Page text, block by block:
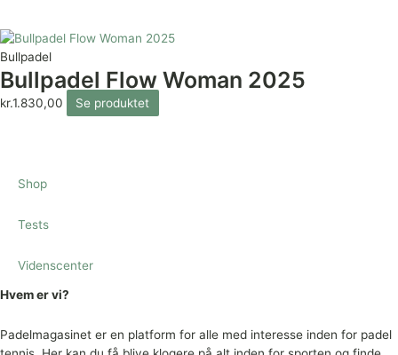
Bullpadel
Bullpadel Flow Woman 2025
kr.1.830,00 Se produktet
Shop
Tests
Videnscenter
Hvem er vi?
Padelmagasinet er en platform for alle med interesse inden for padel